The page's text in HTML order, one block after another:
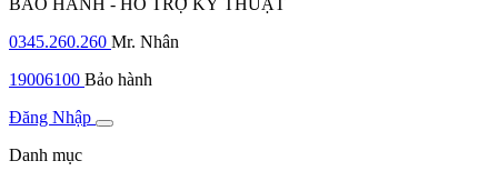
0345.260.260 Mr. Nhân
19006100 Bảo hành
Đăng Nhập
Danh mục